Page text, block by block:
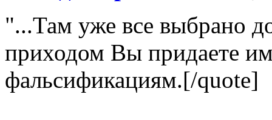
"...Там уже все выбрано
приходом Вы придаете
фальсификациям.[/quote]